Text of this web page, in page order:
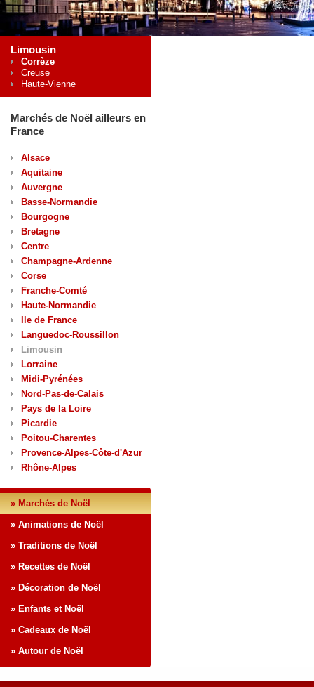
Limousin
Corrèze
Creuse
Haute-Vienne
Marchés de Noël ailleurs en
France
Alsace
Aquitaine
Auvergne
Basse-Normandie
Bourgogne
Bretagne
Centre
Champagne-Ardenne
Corse
Franche-Comté
Haute-Normandie
Ile de France
Languedoc-Roussillon
Limousin
Lorraine
Midi-Pyrénées
Nord-Pas-de-Calais
Pays de la Loire
Picardie
Poitou-Charentes
Provence-Alpes-Côte-d'Azur
Rhône-Alpes
» Marchés de Noël
» Animations de Noël
» Traditions de Noël
» Recettes de Noël
» Décoration de Noël
» Enfants et Noël
» Cadeaux de Noël
» Autour de Noël